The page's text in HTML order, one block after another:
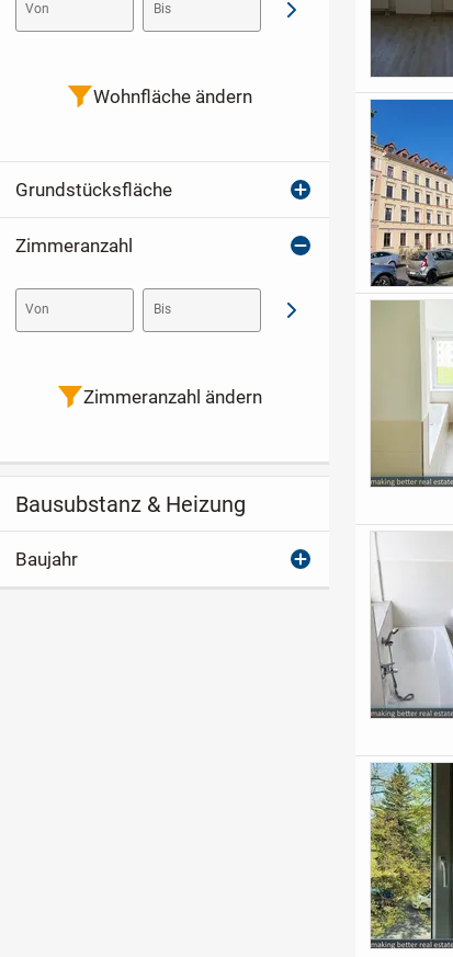
Von Bis Abschicken
Wohnfläche ändern
Grundstücksfläche
Zimmeranzahl
Von Bis Abschicken
Zimmeranzahl ändern
Bausubstanz & Heizung
Baujahr